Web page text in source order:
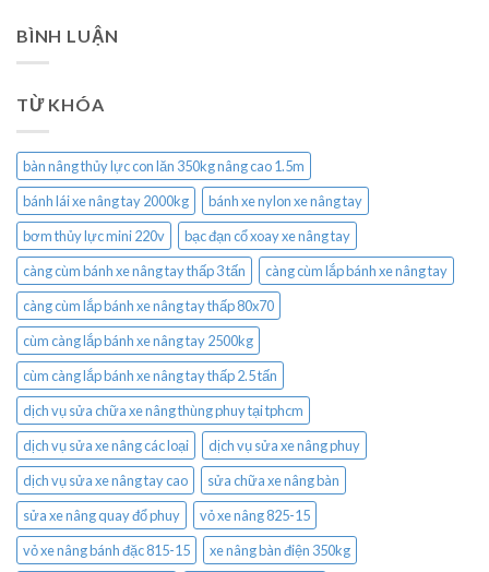
BÌNH LUẬN
TỪ KHÓA
bàn nâng thủy lực con lăn 350kg nâng cao 1.5m
bánh lái xe nâng tay 2000kg
bánh xe nylon xe nâng tay
bơm thủy lực mini 220v
bạc đạn cổ xoay xe nâng tay
càng cùm bánh xe nâng tay thấp 3 tấn
càng cùm lắp bánh xe nâng tay
càng cùm lắp bánh xe nâng tay thấp 80x70
cùm càng lắp bánh xe nâng tay 2500kg
cùm càng lắp bánh xe nâng tay thấp 2.5 tấn
dịch vụ sửa chữa xe nâng thùng phuy tại tphcm
dịch vụ sửa xe nâng các loại
dịch vụ sửa xe nâng phuy
dịch vụ sửa xe nâng tay cao
sửa chữa xe nâng bàn
sửa xe nâng quay đổ phuy
vỏ xe nâng 825-15
vỏ xe nâng bánh đặc 815-15
xe nâng bàn điện 350kg